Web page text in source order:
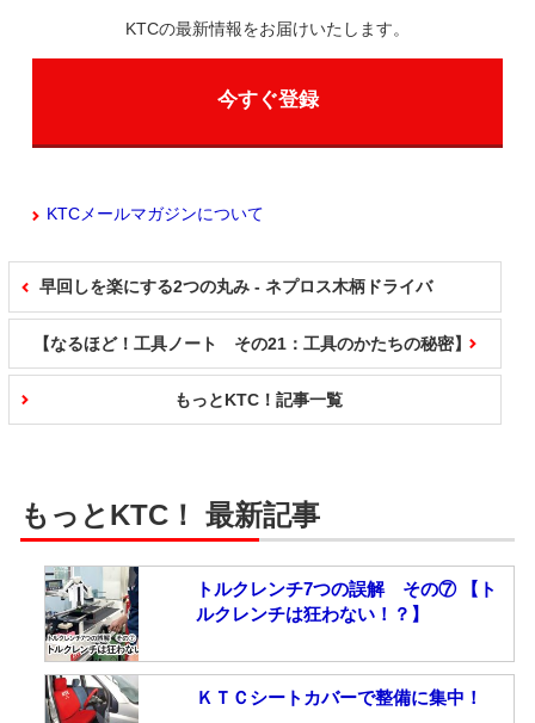
KTCの最新情報をお届けいたします。
今すぐ登録
KTCメールマガジンについて
早回しを楽にする2つの丸み - ネプロス木柄ドライバ
もっとKTC！記事一覧
【なるほど！工具ノート その21：工具のかたちの秘密】
もっとKTC！ 最新記事
トルクレンチ7つの誤解 その⑦ 【ト
ルクレンチは狂わない！？】
ＫＴＣシートカバーで整備に集中！